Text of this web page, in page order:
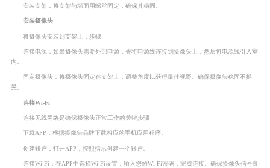
安装支架：将支架与墙面用螺丝固定，确保其稳固。
安装摄像头
将摄像头安装到支架上，步骤
连接电源：如果摄像头需要外部电源，先将电源线连接到摄像头上，然后将电源线引入室
内。
固定摄像头：将摄像头固定在支架上，调整角度以获得最佳视野。确保摄像头稳固不摇
晃。
连接Wi-Fi
连接无线网络是确保摄像头正常工作的关键步骤
下载APP：根据摄像头品牌下载相应的手机应用程序。
创建账户：打开APP，按照指示创建一个账户。
连接Wi-Fi：在APP中选择Wi-Fi设置，输入您的Wi-Fi密码，完成连接。确保摄像头信号良